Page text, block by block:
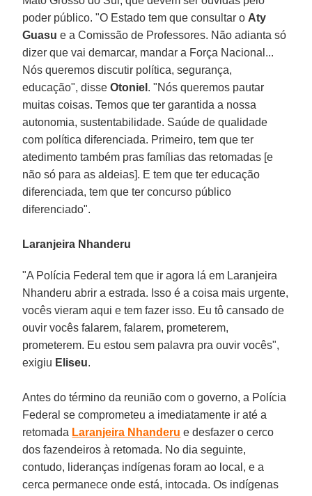
poder público. "O Estado tem que consultar o Aty
Guasu e a Comissão de Professores. Não adianta só
dizer que vai demarcar, mandar a Força Nacional...
Nós queremos discutir política, segurança,
educação", disseOtoniel . "Nós queremos pautar
muitas coisas. Temos que ter garantida a nossa
autonomia, sustentabilidade. Saúde de qualidade
com política diferenciada. Primeiro, tem que ter
atedimento também pras famílias das retomadas [e
não só para as aldeias]. E tem que ter educação
diferenciada, tem que ter concurso público
diferenciado".
Laranjeira Nhanderu
"A Polícia Federal tem que ir agora lá em Laranjeira
Nhanderu abrir a estrada. Isso é a coisa mais urgente,
vocês vieram aqui e tem fazer isso. Eu tô cansado de
ouvir vocês falarem, falarem, prometerem,
prometerem. Eu estou sem palavra pra ouvir vocês",
exigiu Eliseu.
Antes do término da reunião com o governo, a Polícia
Federal se comprometeu a imediatamente ir até a
retomada Laranjeira Nhanderu e desfazer o cerco
dos fazendeiros à retomada. No dia seguinte,
contudo, lideranças indígenas foram ao local, e a
cerca permanece onde está, intocada. Os indígenas